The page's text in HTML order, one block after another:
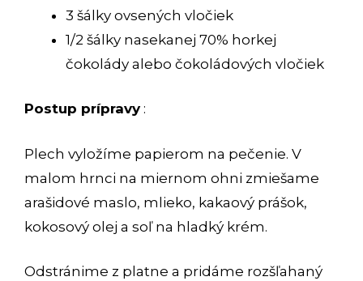
3 šálky ovsených vločiek
1/2 šálky nasekanej 70% horkej
čokolády alebo čokoládových vločiek
Postup prípravy:
Plech vyložíme papierom na pečenie. V
malom hrnci na miernom ohni zmiešame
arašidové maslo, mlieko, kakaový prášok,
kokosový olej a soľ na hladký krém.
Odstránime z platne a pridáme rozšľahaný